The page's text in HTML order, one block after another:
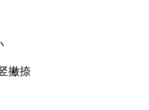
撇捺